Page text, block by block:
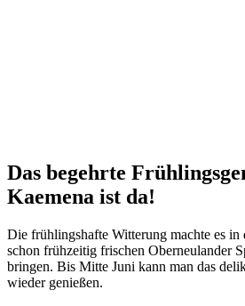
Das begehrte
Kaemena ist da!
Die frühlingshafte Witterung machte es in
schon frühzeitig frischen Oberneulander
bringen. Bis Mitte Juni kann man das
wieder genießen.